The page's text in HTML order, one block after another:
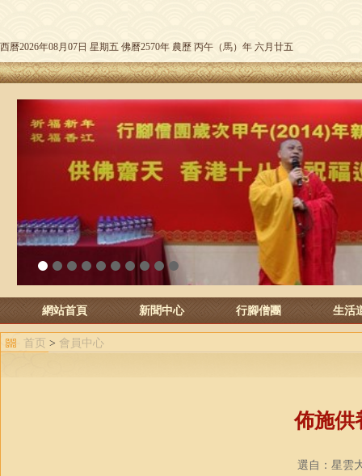
西曆2026年08月07日 星期五 佛曆2570年 農歷 丙午（馬）年 六月廿五
3 4 5 6 7 8 9 10
網站首頁 新聞中心 行腳僧團 生活
首页 > 會員中心
佈施供
選自：星雲